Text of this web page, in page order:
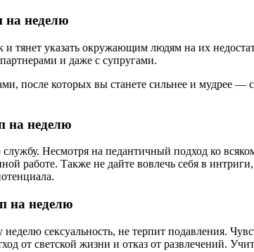
на неделю
тянет указать окружающим людям на их
и даже с супругами.
после которых вы станете сильнее и мудрее
на неделю
Несмотря на педантичный подход ко
работе. Также не дайте вовлечь себя в
на неделю
сексуальность, не терпит подавления.
от светской жизни и отказ от развлечений.